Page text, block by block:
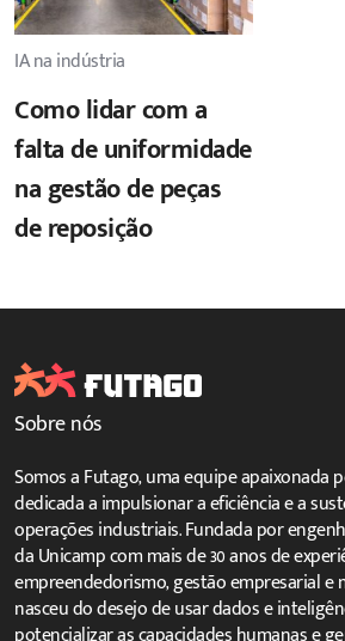
IA na indústria
Como lidar com a
falta de uniformidade
na gestão de peças
de reposição
Sobre nós
Somos a Futago, uma equipe apaixonada
dedicada a impulsionar a eficiência e a
operações industriais. Fundada por
da Unicamp com mais de 30 anos de
empreendedorismo, gestão empresarial e
nasceu do desejo de usar dados e